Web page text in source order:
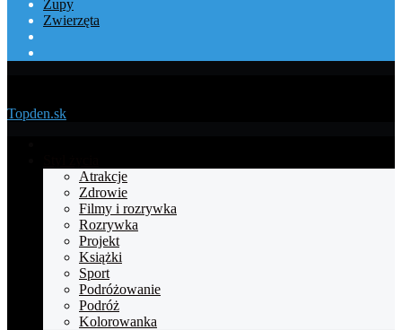
Zupy
Zwierzęta
Topden.sk
Atrakcje
Zdrowie
Filmy i rozrywka
Rozrywka
Projekt
Książki
Sport
Podróżowanie
Podróż
Kolorowanka